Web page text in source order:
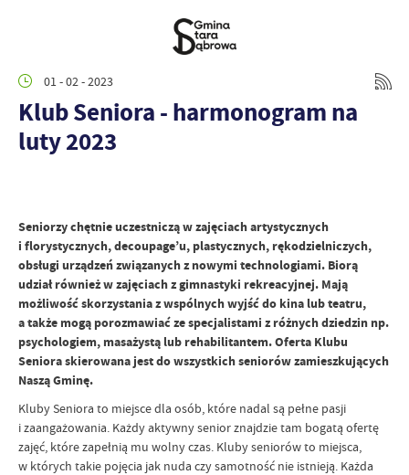
01 - 02 - 2023
Klub Seniora - harmonogram na
luty 2023
Seniorzy chętnie uczestniczą w zajęciach artystycznych
i florystycznych, decoupage’u, plastycznych, rękodzielniczych,
obsługi urządzeń związanych z nowymi technologiami. Biorą
udział również w zajęciach z gimnastyki rekreacyjnej. Mają
możliwość skorzystania z wspólnych wyjść do kina lub teatru,
a także mogą porozmawiać ze specjalistami z różnych dziedzin np.
psychologiem, masażystą lub rehabilitantem. Oferta Klubu
Seniora skierowana jest do wszystkich seniorów zamieszkujących
Naszą Gminę.
Kluby Seniora to miejsce dla osób, które nadal są pełne pasji
i zaangażowania. Każdy aktywny senior znajdzie tam bogatą ofertę
zajęć, które zapełnią mu wolny czas. Kluby seniorów to miejsca,
w których takie pojęcia jak nuda czy samotność nie istnieją. Każda